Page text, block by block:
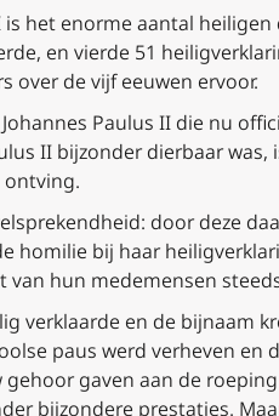
het enorme aantal
en vierde 51
over de vijf eeuwen ervoor.
Paulus II die nu
II bijzonder dierbaar was,
ontving.
door deze
homilie bij haar
hun medemensen
verklaarde en de bijnaam
paus werd verheven en
gaven aan de
bijzondere prestaties.